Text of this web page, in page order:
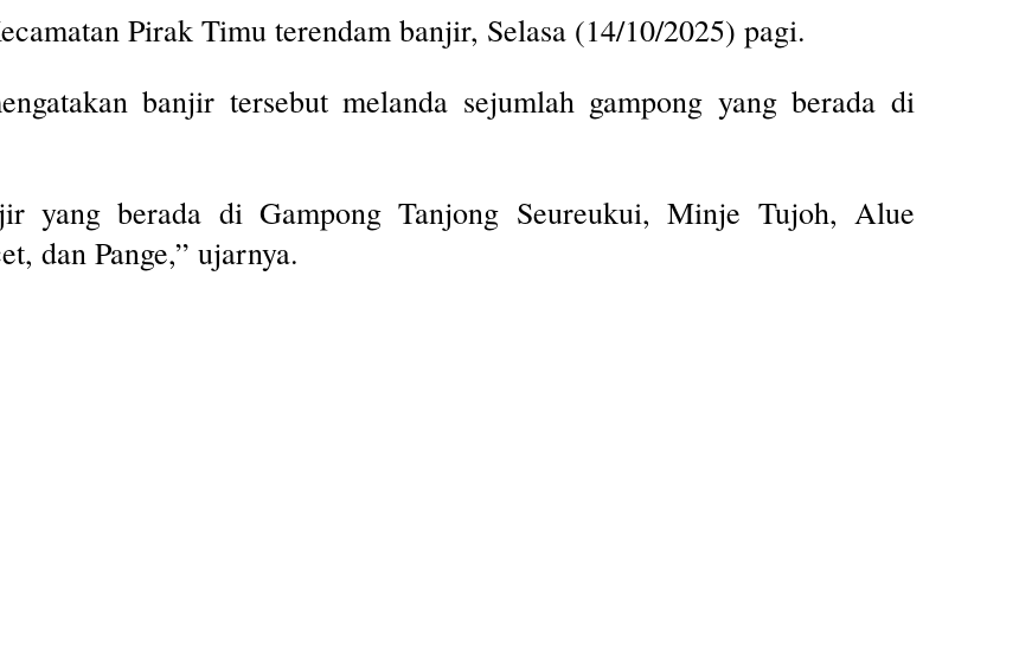
Pirak Timu terendam banjir, Selasa (14/10/2025) pagi.
banjir tersebut melanda sejumlah gampong yang berada di
yang berada di Gampong Tanjong Seureukui, Minje Tujoh, Alue
dan Pange,” ujarnya.